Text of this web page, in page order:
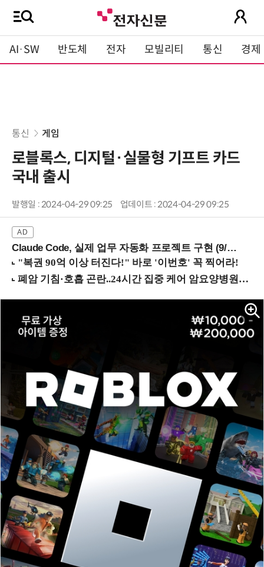
AI·SW 반도체 전자 모빌리티 통신 경제
통신 게임
로블록스, 디지털·실물형 기프트 카드
국내 출시
발행일 : 2024-04-29 09:25 업데이트 : 2024-04-29 09:25
Claude Code, 실제 업무 자동화 프로젝트 구현 (9/16 ~17 강남역)